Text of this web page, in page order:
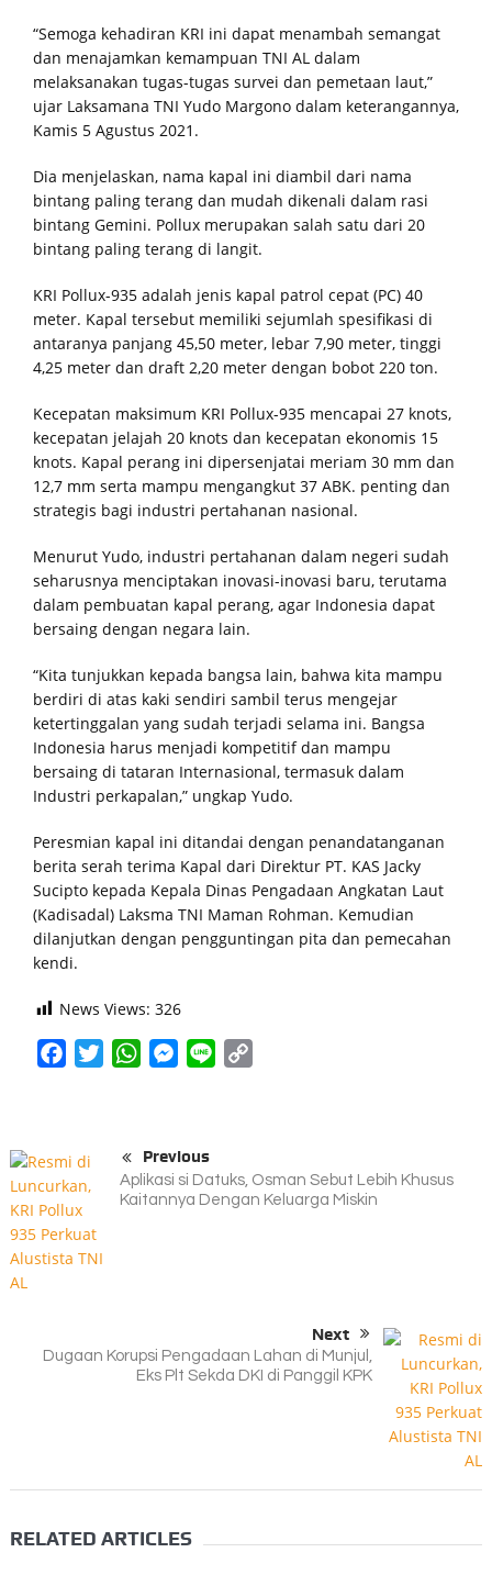
“Semoga kehadiran KRI ini dapat menambah semangat
dan menajamkan kemampuan TNI AL dalam
melaksanakan tugas-tugas survei dan pemetaan laut,”
ujar Laksamana TNI Yudo Margono dalam keterangannya,
Kamis 5 Agustus 2021.
Dia menjelaskan, nama kapal ini diambil dari nama
bintang paling terang dan mudah dikenali dalam rasi
bintang Gemini. Pollux merupakan salah satu dari 20
bintang paling terang di langit.
KRI Pollux-935 adalah jenis kapal patrol cepat (PC) 40
meter. Kapal tersebut memiliki sejumlah spesifikasi di
antaranya panjang 45,50 meter, lebar 7,90 meter, tinggi
4,25 meter dan draft 2,20 meter dengan bobot 220 ton.
Kecepatan maksimum KRI Pollux-935 mencapai 27 knots,
kecepatan jelajah 20 knots dan kecepatan ekonomis 15
knots. Kapal perang ini dipersenjatai meriam 30 mm dan
12,7 mm serta mampu mengangkut 37 ABK. penting dan
strategis bagi industri pertahanan nasional.
Menurut Yudo, industri pertahanan dalam negeri sudah
seharusnya menciptakan inovasi-inovasi baru, terutama
dalam pembuatan kapal perang, agar Indonesia dapat
bersaing dengan negara lain.
“Kita tunjukkan kepada bangsa lain, bahwa kita mampu
berdiri di atas kaki sendiri sambil terus mengejar
ketertinggalan yang sudah terjadi selama ini. Bangsa
Indonesia harus menjadi kompetitif dan mampu
bersaing di tataran Internasional, termasuk dalam
Industri perkapalan,” ungkap Yudo.
Peresmian kapal ini ditandai dengan penandatanganan
berita serah terima Kapal dari Direktur PT. KAS Jacky
Sucipto kepada Kepala Dinas Pengadaan Angkatan Laut
(Kadisadal) Laksma TNI Maman Rohman. Kemudian
dilanjutkan dengan pengguntingan pita dan pemecahan
kendi.
News Views: 326
FacebookTwitterWhatsAppMessenger
Line
Previous
Aplikasi si Datuks, Osman Sebut Lebih Khusus
Kaitannya Dengan Keluarga Miskin
Next
Dugaan Korupsi Pengadaan Lahan di Munjul,
Eks Plt Sekda DKI di Panggil KPK
RELATED ARTICLES